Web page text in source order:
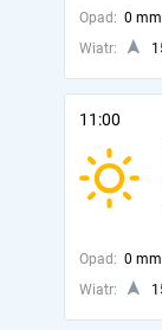
Opad: 0 mm
Wiatr:
11:00
Opad: 0 mm
Wiatr: